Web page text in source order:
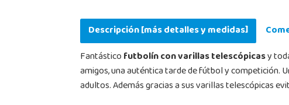
Descripción [más detalles y medidas]
Fantásticofutbolín con varillas telescópicasy
amigos, una auténtica tarde de fútbol y competición.
adultos. Además gracias a sus varillas telescópicas